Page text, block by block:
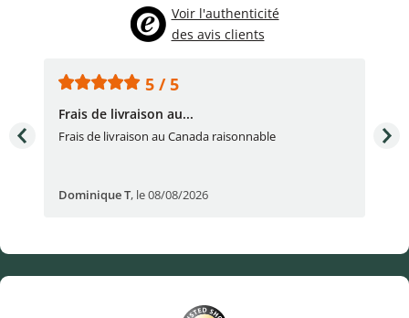
Voir l'authenticité
des avis clients
5 / 5
Frais de livraison au...
Frais de livraison au Canada raisonnable
Dominique T, le 08/08/2026